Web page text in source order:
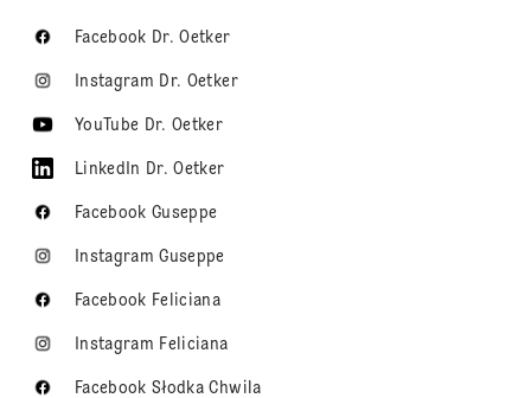
Facebook Dr. Oetker
Instagram Dr. Oetker
YouTube Dr. Oetker
LinkedIn Dr. Oetker
Facebook Guseppe
Instagram Guseppe
Facebook Feliciana
Instagram Feliciana
Facebook Słodka Chwila